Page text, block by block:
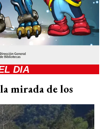
DIA
mirada de los